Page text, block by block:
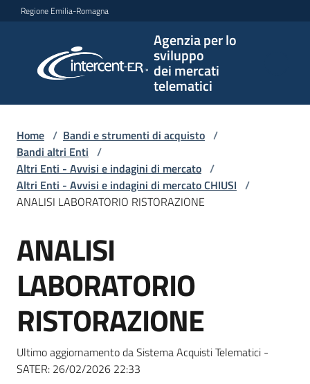
Vai al contenuto
Vai alla navigazione
Vai al footer
Regione Emilia-Romagna
Agenzia per lo
sviluppo
dei mercati
telematici
per lo
sviluppo
telematici
L'Agenzia
Bandi
strumenti
acquisto
Supporto
Home / Bandi e strumenti di acquisto /
Bandi altri Enti /
Altri Enti - Avvisi e indagini di mercato /
Altri Enti - Avvisi e indagini di mercato CHIUSI /
ANALISI LABORATORIO RISTORAZIONE
Salta al contenuto
ANALISI
LABORATORIO
RISTORAZIONE
Ultimo aggiornamento da Sistema Acquisti Telematici -
SATER: 26/02/2026 22:33